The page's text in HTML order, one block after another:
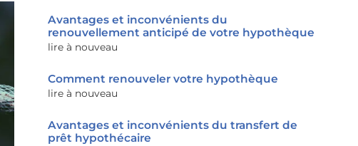
Avantages et inconvénients du
renouvellement anticipé de votre hypothèque
lire à nouveau
Comment renouveler votre hypothèque
lire à nouveau
Avantages et inconvénients du transfert de
prêt hypothécaire